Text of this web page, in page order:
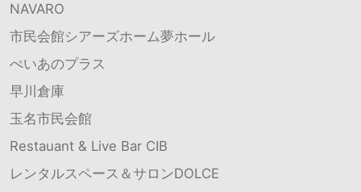
NAVARO
市民会館シアーズホーム夢ホール
ぺいあのプラス
早川倉庫
玉名市民会館
Restauant & Live Bar CIB
レンタルスペース＆サロンDOLCE